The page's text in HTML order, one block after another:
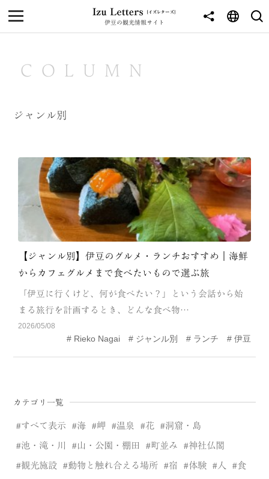
伊豆の観光情報サイト
MENU
NEWS
JOURNEY
南伊豆
北伊豆
中伊豆
CATEGORY
海 岬
花
池・滝・川 山・公園・棚田
神社仏閣 食
人 洞窟・島
COLUMN
ジャンル別
【ジャンル別】伊豆のグルメ・ランチおすすめ｜海鮮
からカフェグルメまで食べたいもので選ぶ旅
「伊豆に行くけど、何が食べたい？」という会話から始
まる旅行を計画するとき、どんな食べ物…
2026/05/08
Rieko Nagai ジャンル別 ランチ 伊豆
カテゴリ一覧
すべて表示 海 岬 温泉 花 洞窟・島
池・滝・川 山・公園・棚田 町並み 神社仏閣
観光施設 動物と触れ合える場所 宿 体験 人 食